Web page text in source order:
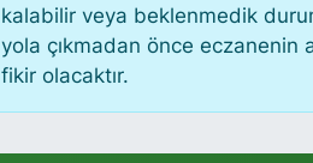
kalabilir veya beklenmedik
yola çıkmadan önce eczanenin
fikir olacaktır.